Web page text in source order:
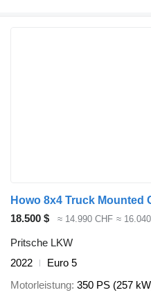
Howo 8x4 Truck Mounted
18.500 $
≈ 14.990 CHF ≈
Pritsche LKW
2022
Euro 5
Motorleistung 350 PS (257